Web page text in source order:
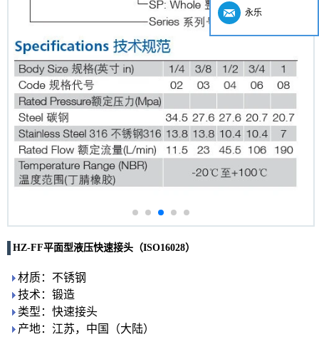
HZ-FF平面型液压快速接头（ISO16028）
材质：不锈钢
技术：锻造
类型：快速接头
产地：江苏，中国（大陆）
永乐